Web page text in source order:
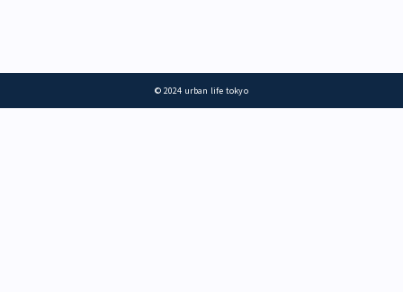
© 2024 urban life tokyo